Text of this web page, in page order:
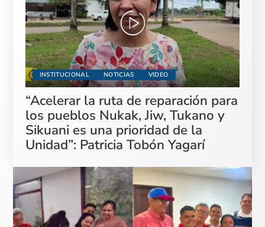
INSTITUCIONAL NOTICIAS VIDEO
“Acelerar la ruta de reparación para
los pueblos Nukak, Jiw, Tukano y
Sikuani es una prioridad de la
Unidad”: Patricia Tobón Yagarí